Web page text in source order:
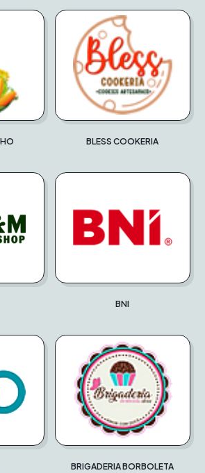
BLESS COOKERIA
BNI
BRIGADERIA BORBOLETA